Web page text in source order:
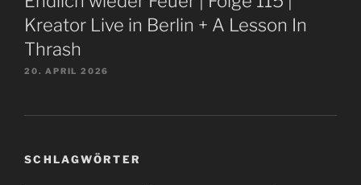
Kreator Live in Berlin + A Lesson In
Thrash
20. APRIL 2026
SCHLAGWÖRTER